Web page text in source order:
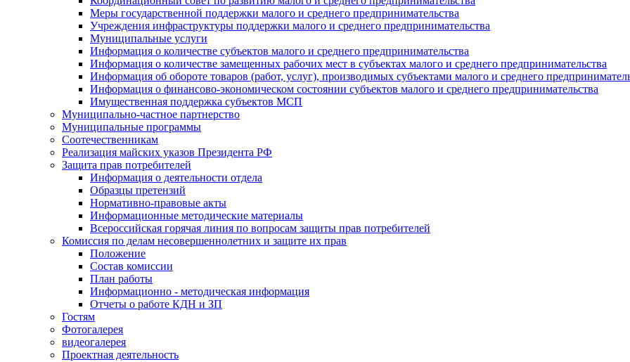
Меры государственной поддержки малого и среднего предпринимательства
Учреждения инфраструктуры поддержки малого и среднего предпринимательства
Муниципальные услуги
Информация о количестве субъектов малого и среднего предпринимательства
Информация о количестве замещенных рабочих мест в субъектах малого и среднего предпринимательства
Информация об обороте товаров (работ, услуг), производимых субъектами малого и среднего
Информация о финансово-экономическом состоянии субъектов малого и среднего предпринимательства
Имущественная поддержка субъектов МСП
Муниципально-частное партнерство
Муниципальные программы
Соотечественникам
Реализация майских указов Президента РФ
Защита прав потребителей
Информация о деятельности отдела
Образцы претензий
Нормативно-правовые акты
Информационные методические материалы
Всероссийская горячая линия по вопросам защиты прав потребителей
Комиссия по делам несовершеннолетних и защите их прав
Положение
Состав комиссии
План работы
Информационно - методическая информация
Отчеты о работе КДН и ЗП
Гостям
Фотогалерея
видеогалерея
Проектная деятельность